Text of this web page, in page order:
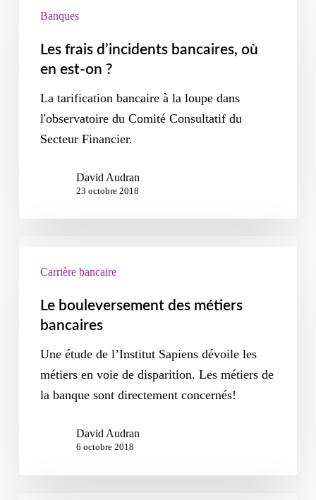
Banques
Les frais d’incidents bancaires, où
en est-on ?
La tarification bancaire à la loupe dans
l'observatoire du Comité Consultatif du
Secteur Financier.
David Audran
23 octobre 2018
Carrière bancaire
Le bouleversement des métiers
bancaires
Une étude de l’Institut Sapiens dévoile les
métiers en voie de disparition. Les métiers de
la banque sont directement concernés!
David Audran
6 octobre 2018